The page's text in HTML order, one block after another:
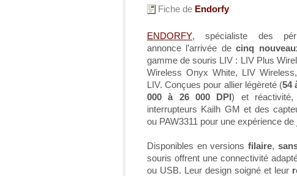
Fiche de Endorfy
ENDORFY, spécialiste des
annonce l’arrivée decinq
gamme de souris LIV : LIV Plus
Wireless Onyx White, LIV
LIV. Conçues pour allier légèreté (54
000 à 26 000 DPI) et réactivité,
interrupteurs Kailh GM et des
ou PAW3311 pour une expérience de
Disponibles en versionsfilaire,
souris offrent une connectivité
ou USB. Leur design soigné et leur